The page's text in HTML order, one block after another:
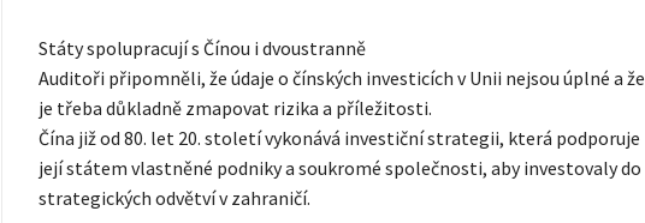
Státy spolupracují s Čínou i dvoustranně
Auditoři připomněli, že údaje o čínských investicích v Unii nejsou úplné a že
je třeba důkladně zmapovat rizika a příležitosti.
Čína již od 80. let 20. století vykonává investiční strategii, která podporuje
její státem vlastněné podniky a soukromé společnosti, aby investovaly do
strategických odvětví v zahraničí.